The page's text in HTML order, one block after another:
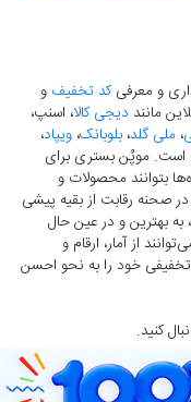
و معرفیکد تخفیف و
مانند دیجی کالا، اسنپ،
، ملی گلد، بلوبانک، ویپاد،
است. موپُن بستری برای
بتوانند محصولات و
صحنه رقابت از بقیه پیشی
به بهترین و در عین حال
از آمار، ارقام و
تخفیفی خود را به نحو احسن
کنید.